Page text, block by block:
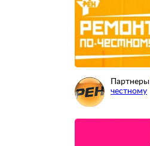
Партнеры
честному